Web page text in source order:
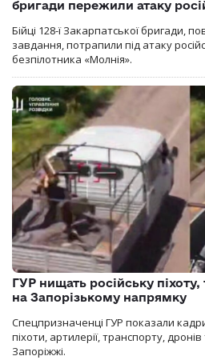
бригади пережили атаку
Бійці 128-ї Закарпатської бригади,
завдання, потрапили під атаку
безпілотника «Молнія».
ГУР нищать російську піхоту,
на Запорізькому напрямку
Спецпризначенці ГУР показали
піхоти, артилерії, транспорту, дронів
Запоріжжі.